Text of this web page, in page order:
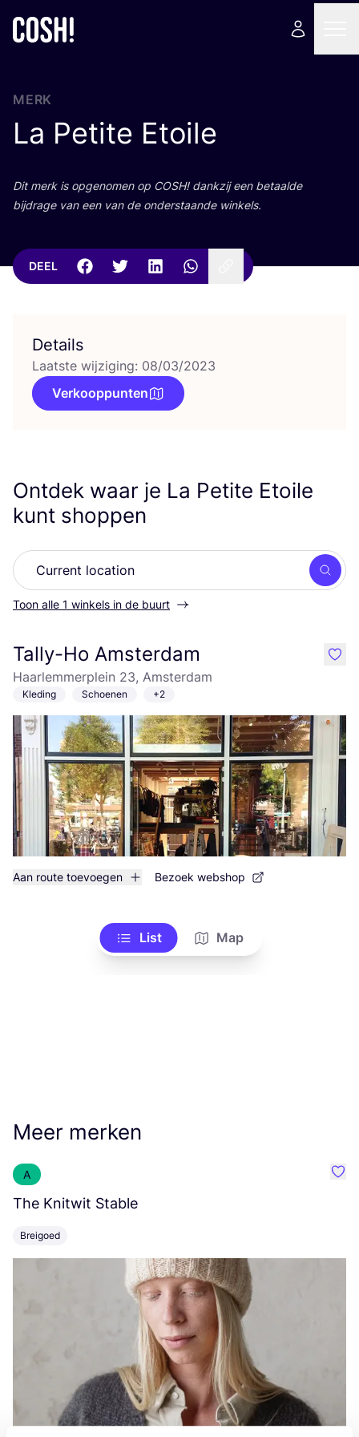
MERK
La Petite Etoile
Dit merk is opge­no­men op COSH! dank­zij een betaal­de
bij­dra­ge van een van de onder­staan­de winkels.
DEEL
Details
Laatste wijziging: 08/03/2023
Verkooppunten
Ontdek waar je La Petite Etoile
kunt shoppen
Zoek
Toon alle 1 winkels in de buurt
Tally-Ho Amsterdam
Haarlemmerplein 23, Amsterdam
Kleding Schoenen +2
Aan route toevoegen Bezoek webshop
like
List Map
Meer merken
A
The Knitwit Stable
Breigoed